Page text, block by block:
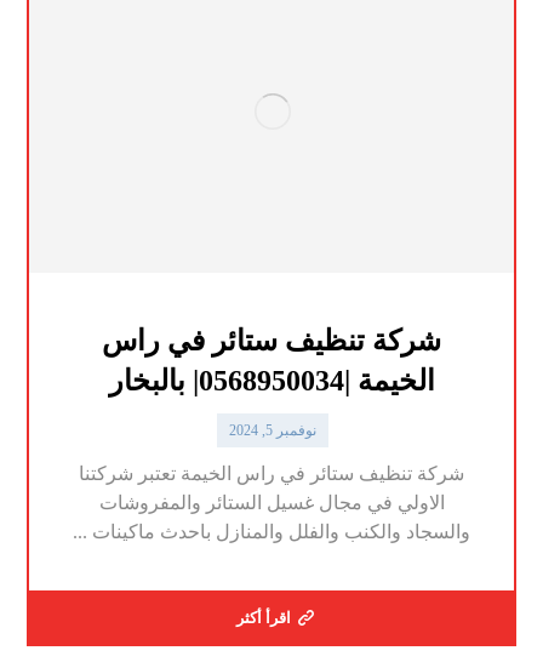
شركة تنظيف ستائر في راس
الخيمة |0568950034| بالبخار
نوفمبر 5, 2024
شركة تنظيف ستائر في راس الخيمة تعتبر شركتنا
الاولي في مجال غسيل الستائر والمفروشات
والسجاد والكنب والفلل والمنازل باحدث ماكينات ...
اقرأ أكثر